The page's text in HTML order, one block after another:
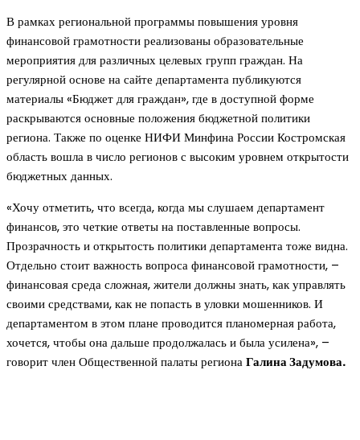
В рамках региональной программы повышения уровня
финансовой грамотности реализованы образовательные
мероприятия для различных целевых групп граждан. На
регулярной основе на сайте департамента публикуются
материалы «Бюджет для граждан», где в доступной форме
раскрываются основные положения бюджетной политики
региона. Также по оценке НИФИ Минфина России Костромская
область вошла в число регионов с высоким уровнем открытости
бюджетных данных.
«Хочу отметить, что всегда, когда мы слушаем департамент
финансов, это четкие ответы на поставленные вопросы.
Прозрачность и открытость политики департамента тоже видна.
Отдельно стоит важность вопроса финансовой грамотности, –
финансовая среда сложная, жители должны знать, как управлять
своими средствами, как не попасть в уловки мошенников. И
департаментом в этом плане проводится планомерная работа,
хочется, чтобы она дальше продолжалась и была усилена», –
говорит член Общественной палаты регионаГалина Задумова.